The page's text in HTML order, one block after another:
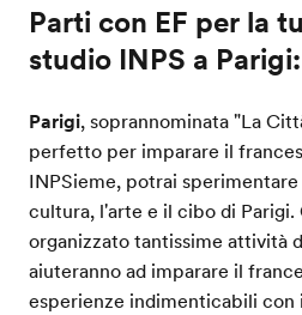
Parti con EF per la
studio INPS a Parigi:
Parigi, soprannominata "La
perfetto per imparare il
INPSieme, potrai
cultura, l'arte e il cibo di Parigi.
organizzato tantissime attività
aiuteranno ad imparare il
esperienze indimenticabili con